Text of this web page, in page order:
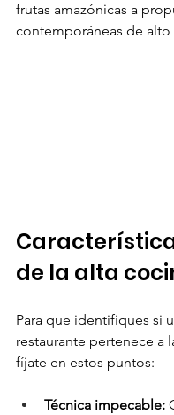
frutas amazónicas a
contemporáneas de alto
de la alta
Para que identifiques si
restaurante pertenece a
fíjate en estos puntos:
Técnica impecable: